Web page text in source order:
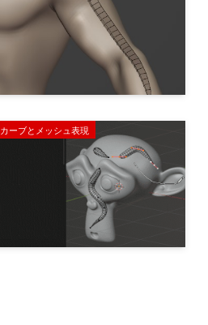
カーブとメッシュ表現